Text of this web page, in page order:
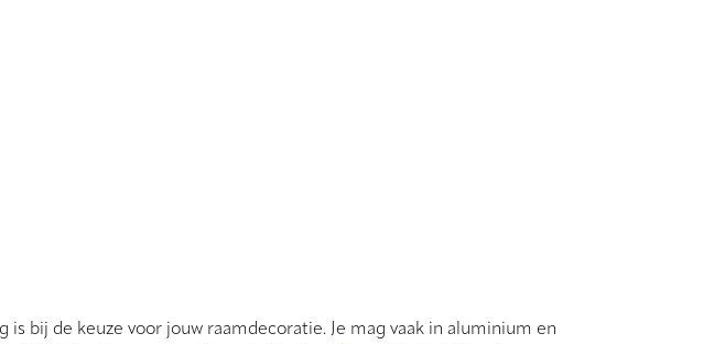
bij de keuze voor jouw raamdecoratie. Je mag vaak in aluminium en